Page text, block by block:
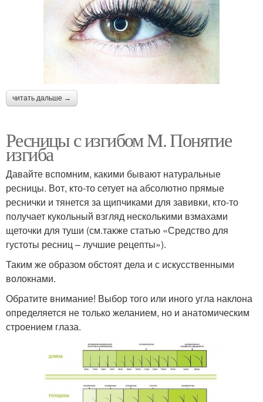
читать дальше →
Ресницы с изгибом M. Понятие
изгиба
Давайте вспомним, какими бывают натуральные
ресницы. Вот, кто-то сетует на абсолютно прямые
реснички и тянется за щипчиками для завивки, кто-то
получает кукольный взгляд несколькими взмахами
щеточки для туши (см.также статью «Средство для
густоты ресниц – лучшие рецепты»).
Таким же образом обстоят дела и с искусственными
волокнами.
Обратите внимание! Выбор того или иного угла наклона
определяется не только желанием, но и анатомическим
строением глаза.